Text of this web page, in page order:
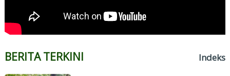
BERITA TERKINI Indeks